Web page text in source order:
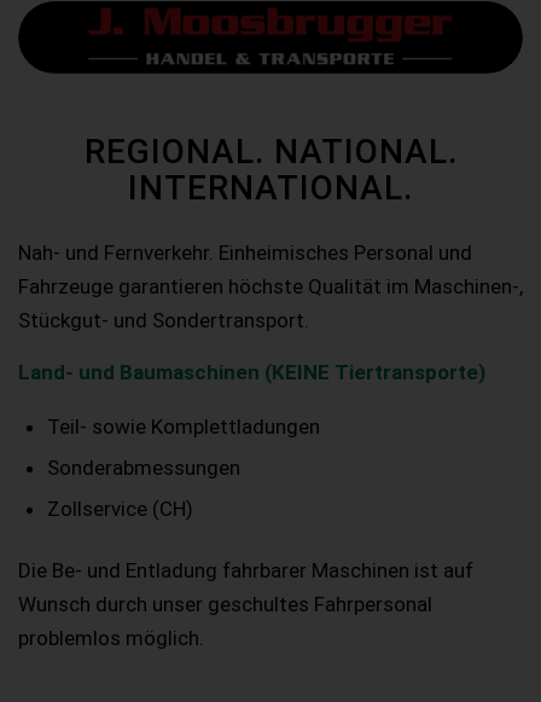
REGIONAL. NATIONAL.
INTERNATIONAL.
Nah- und Fernverkehr. Einheimisches Personal und
Fahrzeuge garantieren höchste Qualität im Maschinen-,
Stückgut- und Sondertransport.
Land- und Baumaschinen (KEINE Tiertransporte)
Teil- sowie Komplettladungen
Sonderabmessungen
Zollservice (CH)
Die Be- und Entladung fahrbarer Maschinen ist auf
Wunsch durch unser geschultes Fahrpersonal
problemlos möglich.